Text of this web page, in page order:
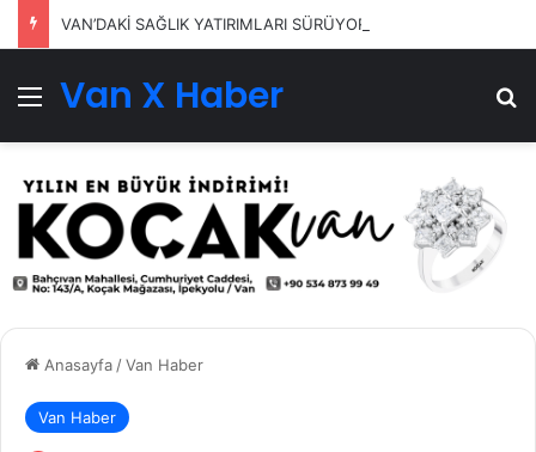
VAN’DAKİ SAĞLIK YATIRIMLARI SÜRÜYOR
Menü
Van X Haber
Anasayfa/Van Haber
Van Haber